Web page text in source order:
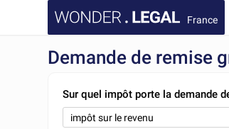
France
Demande de remise
Sur quel impôt porte la demande